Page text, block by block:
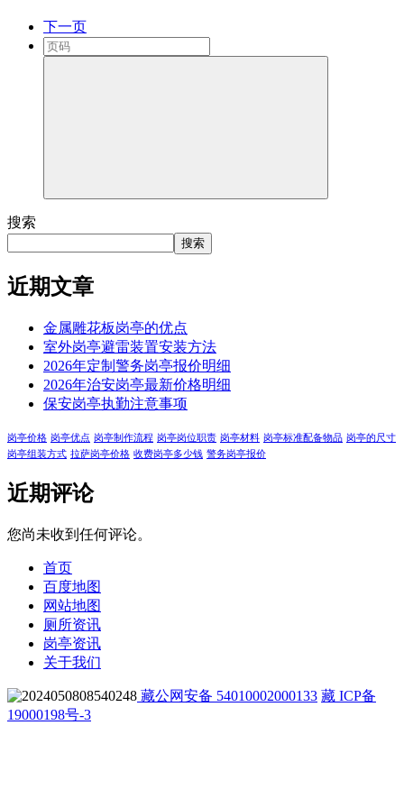
下一页
搜索
搜索
近期文章
金属雕花板岗亭的优点
室外岗亭避雷装置安装方法
2026年定制警务岗亭报价明细
2026年治安岗亭最新价格明细
保安岗亭执勤注意事项
岗亭价格 岗亭优点 岗亭制作流程 岗亭岗位职责 岗亭材料 岗亭标准配备物品 岗亭的尺寸
岗亭组装方式 拉萨岗亭价格 收费岗亭多少钱 警务岗亭报价
近期评论
您尚未收到任何评论。
首页
百度地图
网站地图
厕所资讯
岗亭资讯
关于我们
藏公网安备 54010002000133 藏 ICP备
19000198号-3